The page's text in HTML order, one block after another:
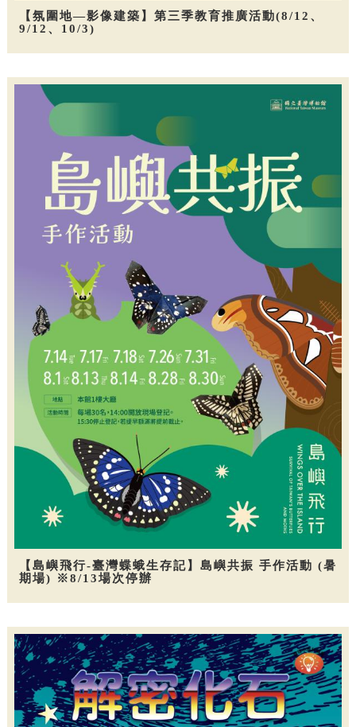
【氛圍地—影像建築】第三季教育推廣活動(8/12、
9/12、10/3)
【島嶼飛行-臺灣蝶蛾生存記】島嶼共振 手作活動 (暑
期場) ※8/13場次停辦